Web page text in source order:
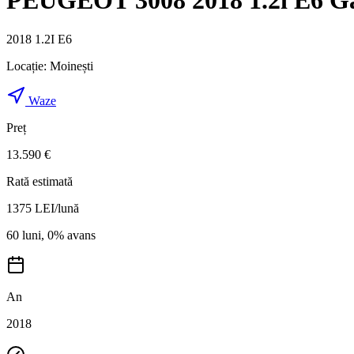
2018 1.2I E6
Locație: Moinești
Waze
Preț
13.590 €
Rată estimată
1375 LEI/lună
60 luni, 0% avans
An
2018